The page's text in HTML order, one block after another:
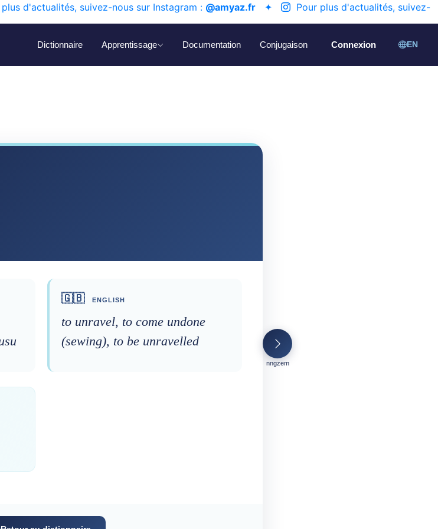
d'actualités, suivez-nous sur Instagram : @amyaz.fr ✦
Pour plus d'actualités, suivez-
Dictionnaire Apprentissage Documentation Conjugaison Connexion EN
🇬🇧 ENGLISH
to unravel, to come undone
(sewing), to be unravelled
nngzem